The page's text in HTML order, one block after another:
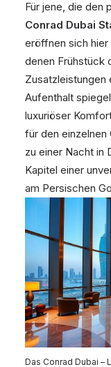
Für jene, die den
Conrad Dubai
eröffnen sich
denen Frühstück
Zusatzleistungen
Aufenthalt
luxuriöser
für den einzelnen
zu einer Nacht in
Kapitel einer
am Persischen
Das Conrad Dubai –